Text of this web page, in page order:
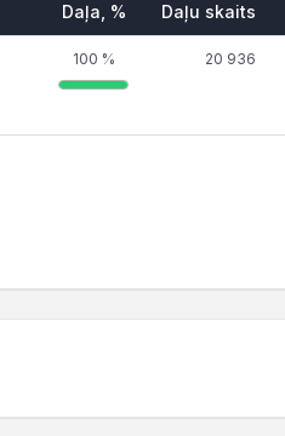
Daļa, % Daļu skaits
100 % 20 936